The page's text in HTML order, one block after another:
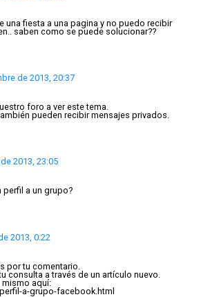
una fiesta a una pagina y no puedo recibir
saben como se puede solucionar??
de 2013, 20:37
foro a ver este tema.
pueden recibir mensajes privados.
2013, 23:05
perfil a un grupo?
2013, 0:22
por tu comentario.
consulta a través de un artículo nuevo.
aquí:
a-grupo-facebook.html